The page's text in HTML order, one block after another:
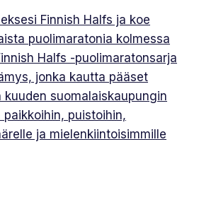
Finnish Halfs ja koe
puolimaratonia kolmessa
Halfs -puolimaratonsarja
jonka kautta pääset
kuuden suomalaiskaupungin
paikkoihin, puistoihin,
ja mielenkiintoisimmille